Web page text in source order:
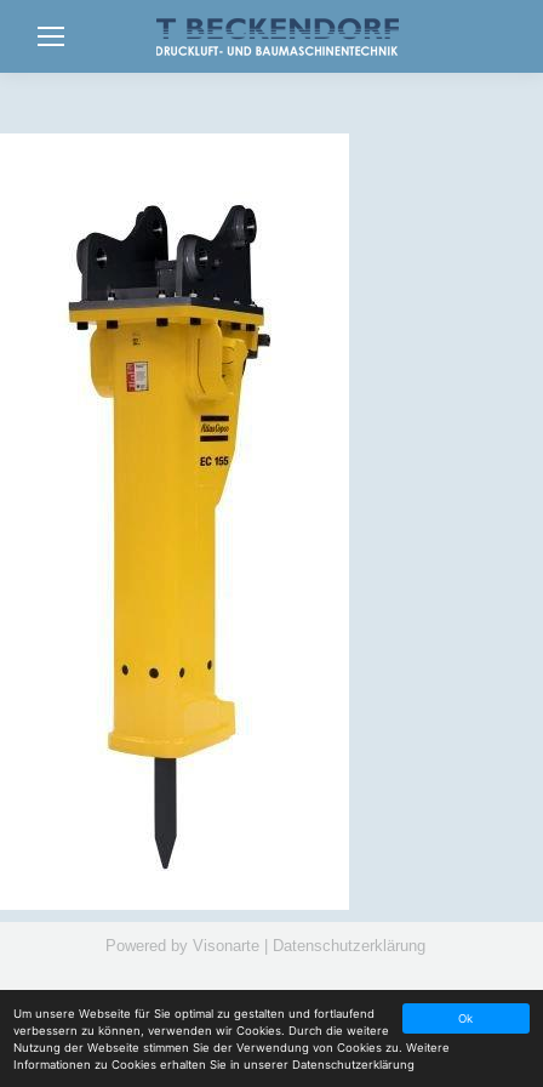
Powered by Visonarte Datenschutzerklärung
Ok
Um unsere Webseite für Sie optimal zu gestalten und fortlaufend
verbessern zu können, verwenden wir Cookies. Durch die weitere
Nutzung der Webseite stimmen Sie der Verwendung von Cookies zu. Weitere
Informationen zu Cookies erhalten Sie in unserer Datenschutzerklärung